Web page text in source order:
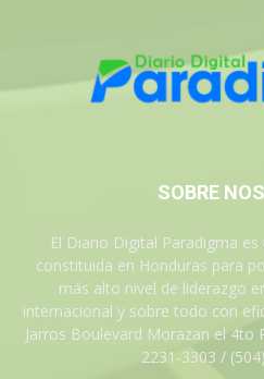
SOBRE
El Diario Digital Paradigma
constituida en Honduras para
más alto nivel de liderazgo
internacional y sobre todo con
Jarros Boulevard Morazan el 4to
2231-3303 /